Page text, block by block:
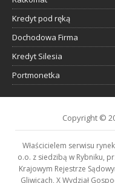
Kredyt pod ręką
Dochodowa Firma
Kredyt Silesia
Portmonetka
Copyright ©
Właścicielem serwisu
o.o. z siedzibą w Rybniku,
Krajowym Rejestrze
Gliwicach, X Wydział